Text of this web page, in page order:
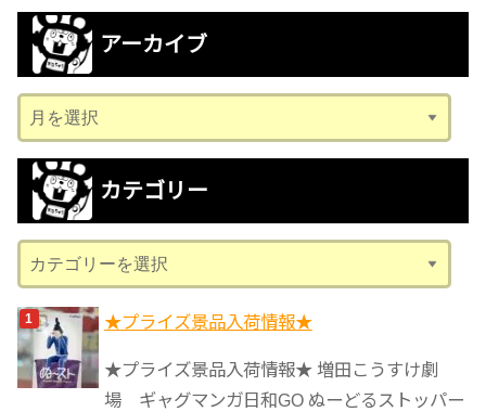
アーカイブ
ー
カ
ブ
カテゴリー
テ
ゴ
リ
ー
★プライズ景品入荷情報★
★プライズ景品入荷情報★ 増田こうすけ劇
場 ギャグマンガ日和GO ぬーどるストッパー